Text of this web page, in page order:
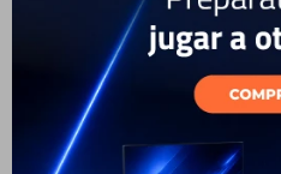
Marcas